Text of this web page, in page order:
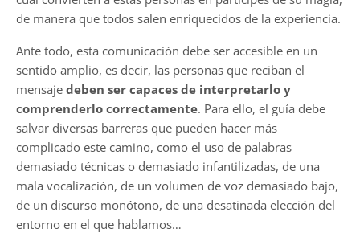
de manera que todos salen enriquecidos de la experiencia.
Ante todo, esta comunicación debe ser accesible en un
sentido amplio, es decir, las personas que reciban el
mensaje deben ser capaces de interpretarlo y
comprenderlo correctamente. Para ello, el guía debe
salvar diversas barreras que pueden hacer más
complicado este camino, como el uso de palabras
demasiado técnicas o demasiado infantilizadas, de una
mala vocalización, de un volumen de voz demasiado bajo,
de un discurso monótono, de una desatinada elección del
entorno en el que hablamos…